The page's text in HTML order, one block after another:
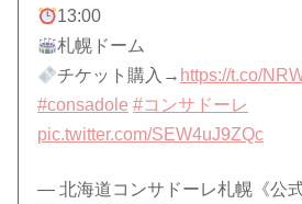
13:00
札幌ドーム
チケット購入→ https://t.co/
#consadole #コンサドーレ
pic.twitter.com/SEW4uJ9ZQc
— 北海道コンサドーレ札幌《公